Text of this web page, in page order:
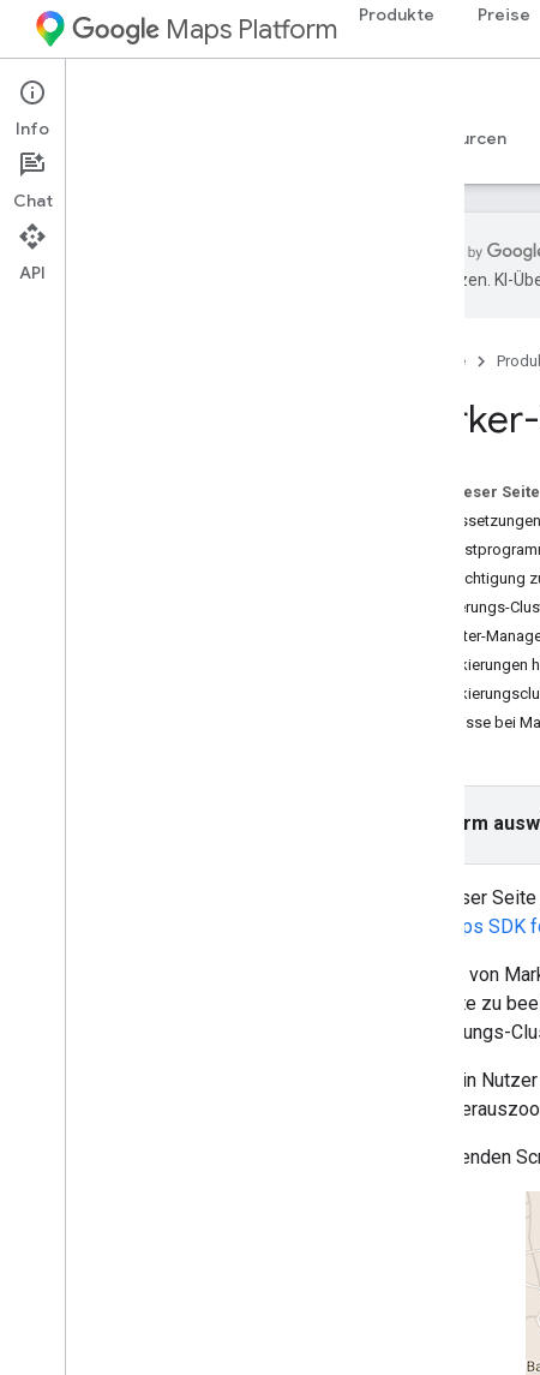
Maps Platform Produkte Preise
iOS
Leitfäden
Ressourcen
übersetzen. KI-
Startseite
Auf dieser Seite
Berechtigung
Markierungs-
Cluster-
Markierungen
Ereignisse bei
Plattform
Auf dieser
das Maps SDK
Mithilfe von
der Karte zu
Markierungs-
Wenn ein
Beim
Im folgenden
Info
Chat
API